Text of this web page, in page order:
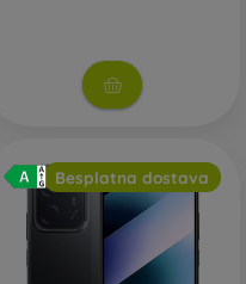
Besplatna dostava